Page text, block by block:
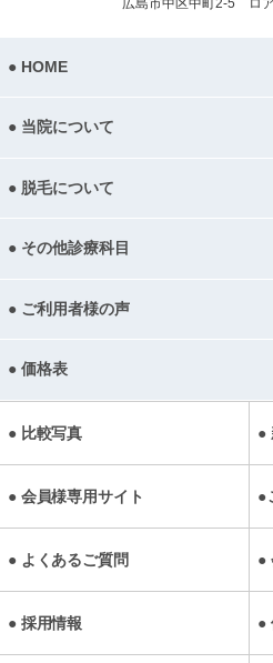
広島市中区中町2-5 ロ
HOME
当院について
脱毛について
その他診療科目
ご利用者様の声
価格表
比較写真
会員様専用サイト
よくあるご質問
採用情報